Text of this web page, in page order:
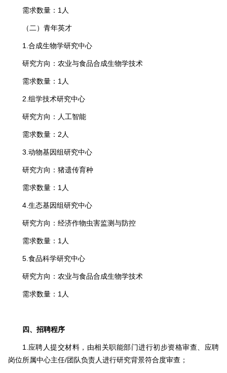
需求数量：1人
（二）青年英才
1.合成生物学研究中心
研究方向：农业与食品合成生物学技术
需求数量：1人
2.组学技术研究中心
研究方向：人工智能
需求数量：2人
3.动物基因组研究中心
研究方向：猪遗传育种
需求数量：1人
4.生态基因组研究中心
研究方向：经济作物虫害监测与防控
需求数量：1人
5.食品科学研究中心
研究方向：农业与食品合成生物学技术
需求数量：1人
四、招聘程序
1.应聘人提交材料，由相关职能部门进行初步资格审查、应聘
岗位所属中心主任/团队负责人进行研究背景符合度审查；